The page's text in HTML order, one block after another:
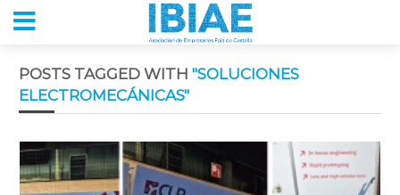
POSTS TAGGED WITH "SOLUCIONES
ELECTROMECÁNICAS"